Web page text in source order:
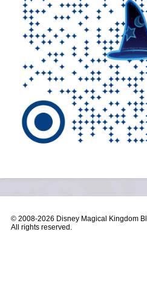
© 2008-2026 Disney Magical Kingdom
All rights reserved.